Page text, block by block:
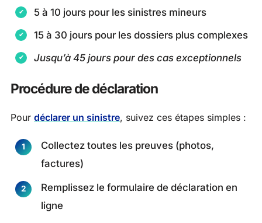
5 à 10 jours pour les sinistres mineurs
15 à 30 jours pour les dossiers plus complexes
Jusqu’à 45 jours pour des cas exceptionnels
Procédure de déclaration
Pour déclarer un sinistre, suivez ces étapes simples :
Collectez toutes les preuves (photos,
factures)
Remplissez le formulaire de déclaration en
ligne